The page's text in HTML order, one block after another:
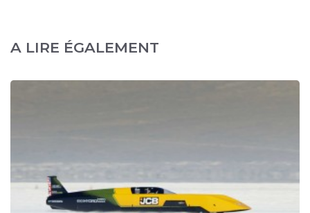
A LIRE ÉGALEMENT